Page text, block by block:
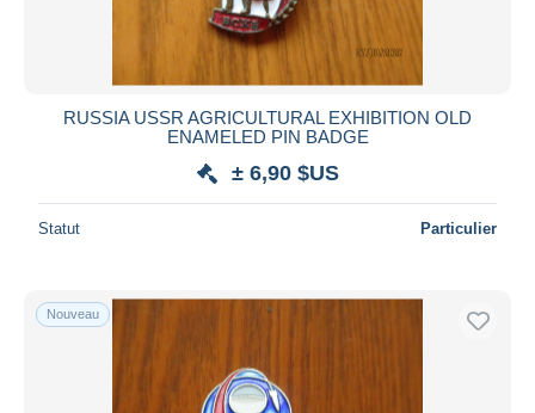
RUSSIA USSR AGRICULTURAL EXHIBITION OLD
ENAMELED PIN BADGE
± 6,90 $US
Statut Particulier
Nouveau